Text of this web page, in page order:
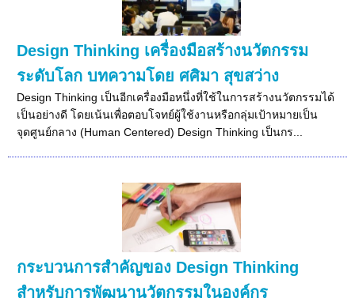
Design Thinking เครื่องมือสร้างนวัตกรรม
ระดับโลก บทความโดย ศศิมา สุขสว่าง
Design Thinking เป็นอีกเครื่องมือหนึ่งที่ใช้ในการสร้างนวัตกรรมได้
เป็นอย่างดี โดยเน้นเพื่อตอบโจทย์ผู้ใช้งานหรือกลุ่มเป้าหมายเป็น
จุดศูนย์กลาง (Human Centered) Design Thinking เป็นกร...
กระบวนการสำคัญของ Design Thinking
สำหรับการพัฒนานวัตกรรมในองค์กร